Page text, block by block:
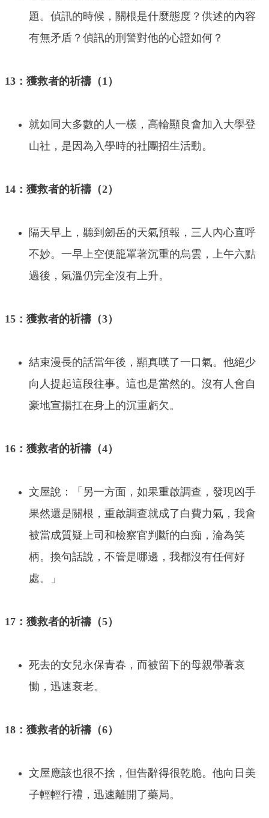
題。偵訊的時候，關根是什麼態度？供述的內容
有無矛盾？偵訊的刑警對他的心證如何？
13：獲救者的祈禱（1）
就如同大多數的人一樣，高輪顯良會加入大學登
山社，是因為入學時的社團招生活動。
14：獲救者的祈禱（2）
隔天早上，聽到劒岳的天氣預報，三人內心直呼
不妙。一早上空便籠罩著沉重的烏雲，上午六點
過後，氣溫仍完全沒有上升。
15：獲救者的祈禱（3）
結束漫長的話當年後，顯真嘆了一口氣。他絕少
向人提起這段往事。這也是當然的。沒有人會自
豪地宣揚扛在身上的沉重虧欠。
16：獲救者的祈禱（4）
文屋說：「另一方面，如果重啟調查，發現凶手
果然還是關根，重啟調查就成了白費力氣，我會
被當成質疑上司和檢察官判斷的白痴，淪為笑
柄。換句話說，不管是哪邊，我都沒有任何好
處。」
17：獲救者的祈禱（5）
死去的女兒永保青春，而被留下的母親帶著哀
慟，迅速衰老。
18：獲救者的祈禱（6）
文屋應該也很不捨，但告辭得很乾脆。他向日美
子輕輕行禮，迅速離開了藥局。